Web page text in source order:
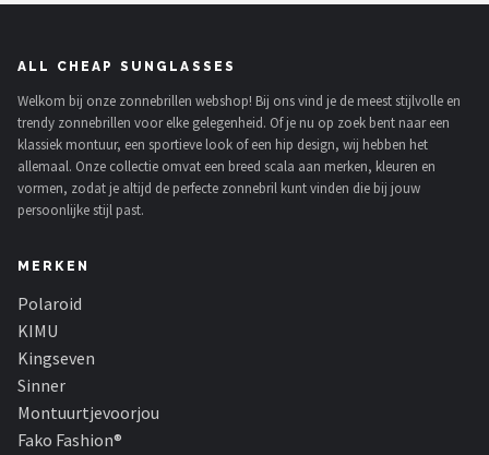
ALL CHEAP SUNGLASSES
Welkom bij onze zonnebrillen webshop! Bij ons vind je de meest stijlvolle en
trendy zonnebrillen voor elke gelegenheid. Of je nu op zoek bent naar een
klassiek montuur, een sportieve look of een hip design, wij hebben het
allemaal. Onze collectie omvat een breed scala aan merken, kleuren en
vormen, zodat je altijd de perfecte zonnebril kunt vinden die bij jouw
persoonlijke stijl past.
MERKEN
Polaroid
KIMU
Kingseven
Sinner
Montuurtjevoorjou
Fako Fashion®